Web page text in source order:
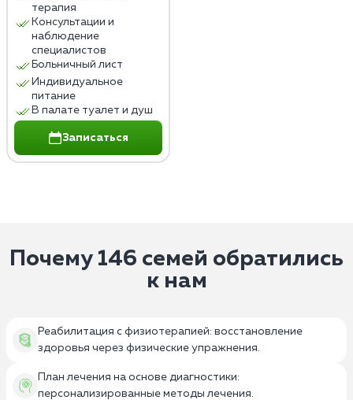
терапия
Консультации и
наблюдение
специалистов
Больничный лист
Индивидуальное
питание
В палате туалет и душ
Записаться
Почему 146 семей обратились
к нам
Реабилитация с физиотерапией: восстановление
здоровья через физические упражнения.
План лечения на основе диагностики:
персонализированные методы лечения.